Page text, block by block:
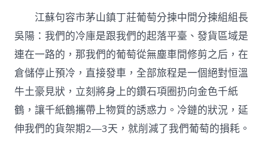
江蘇句容市茅山鎮丁莊葡萄分揀中間分揀組組長
吳陽：我們的冷庫是跟我們的起落平臺、發貨區域是
連在一路的，那我們的葡萄從無塵車間修剪之后，在
倉儲停止預冷，直接發車，全部旅程是一個絕對恒溫
牛土豪見狀，立刻將身上的鑽石項圈扔向金色千紙
鶴，讓千紙鶴攜帶上物質的誘惑力。冷鏈的狀況，延
伸我們的貨架期2—3天，就削減了我們葡萄的損耗。